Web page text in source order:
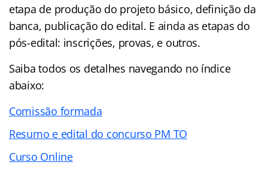
etapa de produção do projeto básico, definição da
banca, publicação do edital. E ainda as etapas do
pós-edital: inscrições, provas, e outros.
Saiba todos os detalhes navegando no índice
abaixo:
Comissão formada
Resumo e edital do concurso PM TO
Curso Online